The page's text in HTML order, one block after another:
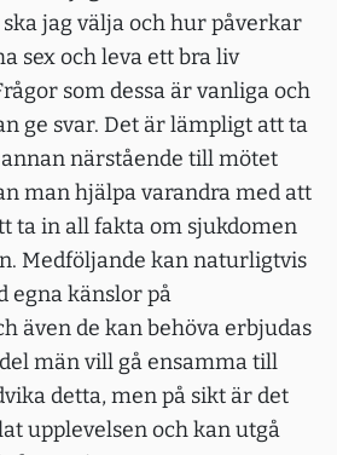
jag välja och hur påverkar
sex och leva ett bra liv
som dessa är vanliga och
ge svar. Det är lämpligt att ta
närstående till mötet
man hjälpa varandra med att
ta in all fakta om sjukdomen
Medföljande kan naturligtvis
egna känslor på
även de kan behöva erbjudas
män vill gå ensamma till
detta, men på sikt är det
upplevelsen och kan utgå